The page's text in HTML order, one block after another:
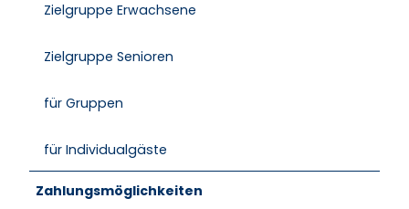
Zielgruppe Erwachsene
Zielgruppe Senioren
für Gruppen
für Individualgäste
Zahlungsmöglichkeiten